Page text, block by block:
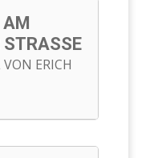
AM
ERICH